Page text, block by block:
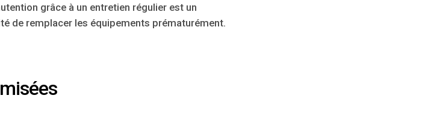
grâce à un entretien régulier est un
de remplacer les équipements prématurément.